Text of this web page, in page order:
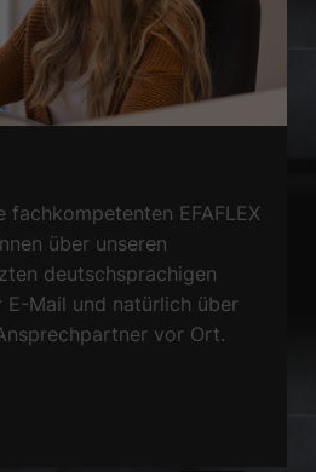
fachkompetenten EFAFLEX
über unseren
deutschsprachigen
Mail und natürlich über
vor Ort.